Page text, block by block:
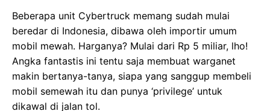
Beberapa unit Cybertruck memang sudah mulai
beredar di Indonesia, dibawa oleh importir umum
mobil mewah. Harganya? Mulai dari Rp 5 miliar, lho!
Angka fantastis ini tentu saja membuat warganet
makin bertanya-tanya, siapa yang sanggup membeli
mobil semewah itu dan punya ‘privilege’ untuk
dikawal di jalan tol.